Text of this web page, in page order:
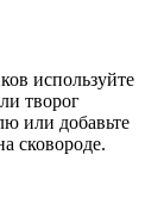
используйте
творог
или добавьте
сковороде.